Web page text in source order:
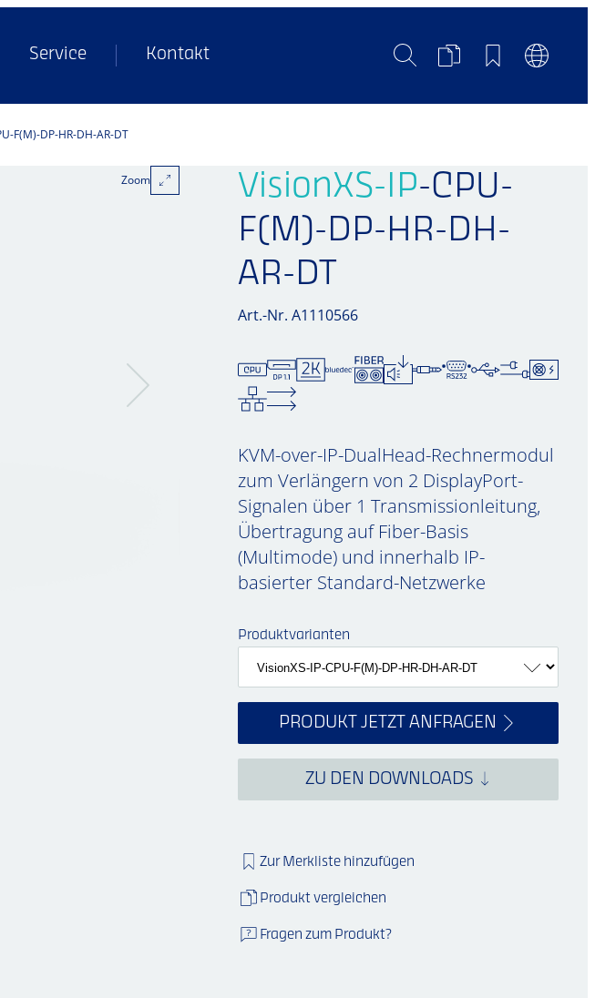
Service Kontakt SucheProduktvergleich
Merkliste
F(M)-DP-HR-DH-AR-DT
VisionXS-IP-CPU-
F(M)-DP-HR-DH-
AR-DT
Art.-Nr. A1110566
Zoom
KVM-over-IP-DualHead-Rechnermodul
zum Verlängern von 2 DisplayPort-
Signalen über 1 Transmissionleitung,
Übertragung auf Fiber-Basis
(Multimode) und innerhalb IP-
basierter Standard-Netzwerke
Produktvarianten
PRODUKT JETZT ANFRAGEN
ZU DEN DOWNLOADS
Zur Merkliste hinzufügen
Produkt vergleichen
Fragen zum Produkt?